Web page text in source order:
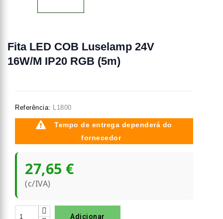
Fita LED COB Luselamp 24V
16W/m IP20 RGB (5m)
Referência: L1800
Tempo de entrega dependerá do
fornecedor
27,65 €
(c/IVA)
Adicionar